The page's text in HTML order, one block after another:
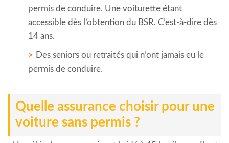
permis de conduire. Une voiturette étant
accessible dès l’obtention du BSR. C’est-à-dire dès
14 ans.
Des seniors ou retraités qui n’ont jamais eu le
permis de conduire.
Quelle assurance choisir pour une
voiture sans permis ?